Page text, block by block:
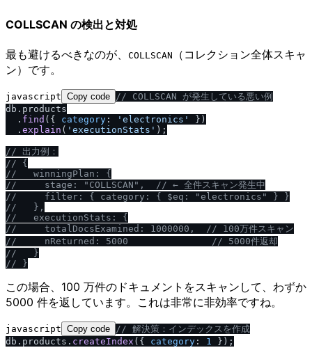
COLLSCAN の検出と対処
最も避けるべきなのが、 COLLSCAN
（コレクション全体スキャ
ン）です。
javascript Copy code // COLLSCAN が発生している悪い例
db. products
  .
find ({ category : 'electronics'
})
  .
explain ( 'executionStats' );
// 出力例：
// {
//
   winningPlan: {
//
     stage: "COLLSCAN",
// ← 全件スキャン発生中
//
     filter: { category: { $eq: "electronics" } }
//
   },
//
   executionStats: {
//
     totalDocsExamined: 1000000,
// 100万件スキャン
//
     nReturned: 5000
// 5000件返却
//
   }
// }
この場合、100 万件のドキュメントをスキャンして、わずか
5000 件を返しています。これは非常に非効率ですね。
javascript Copy code // 解決策：インデックスを作成
db. products . createIndex ({ category : 1 });